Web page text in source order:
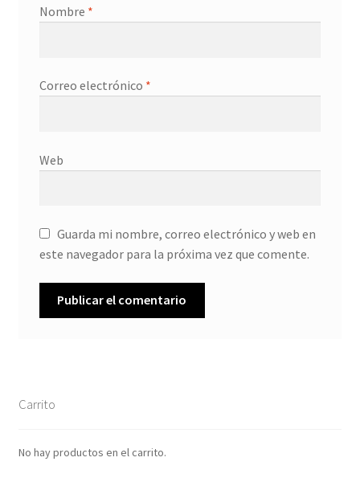
Nombre *
Correo electrónico *
Web
Guarda mi nombre, correo electrónico y web en
este navegador para la próxima vez que comente.
Carrito
No hay productos en el carrito.